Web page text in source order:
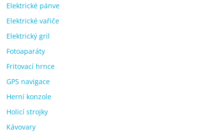
Elektrické pánve
Elektrické vařiče
Elektrický gril
Fotoaparáty
Fritovací hrnce
GPS navigace
Herní konzole
Holicí strojky
Kávovary